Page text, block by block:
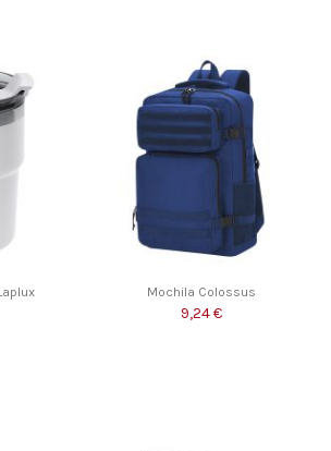
Mochila Colossus
9,24 €